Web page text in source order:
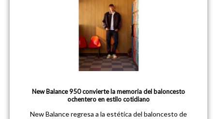
New Balance 950 convierte la memoria del baloncesto
ochentero en estilo cotidiano
New Balance regresa a la estética del baloncesto de